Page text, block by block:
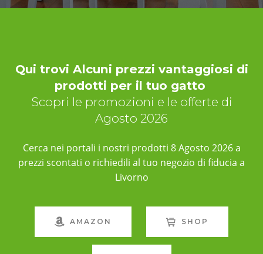
Qui trovi Alcuni prezzi vantaggiosi di
prodotti per il tuo gatto
Scopri le promozioni e le offerte di
Agosto 2026
Cerca nei portali i nostri prodotti 8 Agosto 2026 a
prezzi scontati o richiedili al tuo negozio di fiducia a
Livorno
AMAZON SHOP